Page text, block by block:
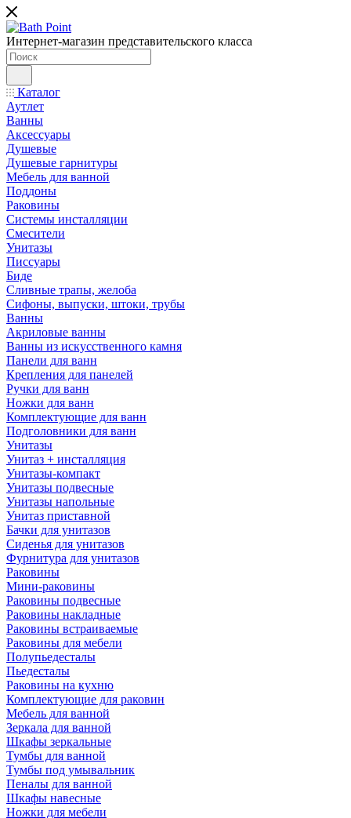
Интернет-магазин представительского класса
Каталог
Аутлет
Ванны
Аксессуары
Душевые
Душевые гарнитуры
Мебель для ванной
Поддоны
Раковины
Системы инсталляции
Смесители
Унитазы
Писсуары
Биде
Сливные трапы, желоба
Сифоны, выпуски, штоки, трубы
Ванны
Акриловые ванны
Ванны из искусственного камня
Панели для ванн
Крепления для панелей
Ручки для ванн
Ножки для ванн
Комплектующие для ванн
Подголовники для ванн
Унитазы
Унитаз + инсталляция
Унитазы-компакт
Унитазы подвесные
Унитазы напольные
Унитаз приставной
Бачки для унитазов
Сиденья для унитазов
Фурнитура для унитазов
Раковины
Мини-раковины
Раковины подвесные
Раковины накладные
Раковины встраиваемые
Раковины для мебели
Полупьедесталы
Пьедесталы
Раковины на кухню
Комплектующие для раковин
Мебель для ванной
Зеркала для ванной
Шкафы зеркальные
Тумбы для ванной
Тумбы под умывальник
Пеналы для ванной
Шкафы навесные
Ножки для мебели